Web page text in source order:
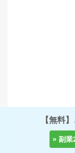
【無料